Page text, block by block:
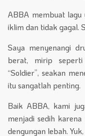
ABBA membuat
iklim dan tidak gagal.
Saya menyenangi
berat, mirip
“Soldier”, seakan
itu sangatlah penting.
Baik ABBA, kami
menjadi sedih
dengungan lebah. Yuk,